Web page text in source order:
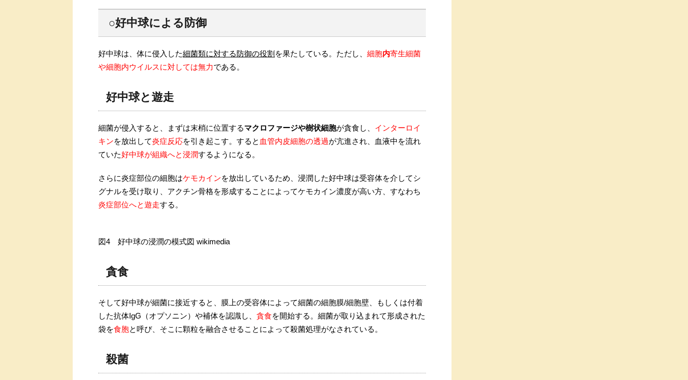
○好中球による防御
好中球は、体に侵入した細菌類に対する防御の役割 を果たしている。ただし、 細胞内寄生細菌
や細胞内ウイルスに対しては無力である。
好中球と遊走
細菌が侵入すると、まずは末梢に位置するマクロファージや樹状細胞が貪食し、 インターロイ
キンを放出して炎症反応を引き起こす。すると 血管内皮細胞の透過が亢進され、血液中を流れ
ていた好中球が組織へと浸潤するようになる。
さらに炎症部位の細胞はケモカインを放出しているため、浸潤した好中球は受容体を介してシ
グナルを受け取り、アクチン骨格を形成することによってケモカイン濃度が高い方、すなわち
炎症部位へと遊走する。
図4 好中球の浸潤の模式図 wikimedia
貪食
そして好中球が細菌に接近すると、膜上の受容体によって細菌の細胞膜/細胞壁、もしくは付着
した抗体IgG（オプソニン）や補体を認識し、 貪食を開始する。細菌が取り込まれて形成された
袋を食胞と呼び、そこに顆粒を融合させることによって殺菌処理がなされている。
殺菌